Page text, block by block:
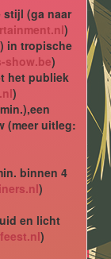
(ga naar
)
in tropische
show.be)
het publiek
)
(meer uitleg:
binnen 4
)
en licht
)